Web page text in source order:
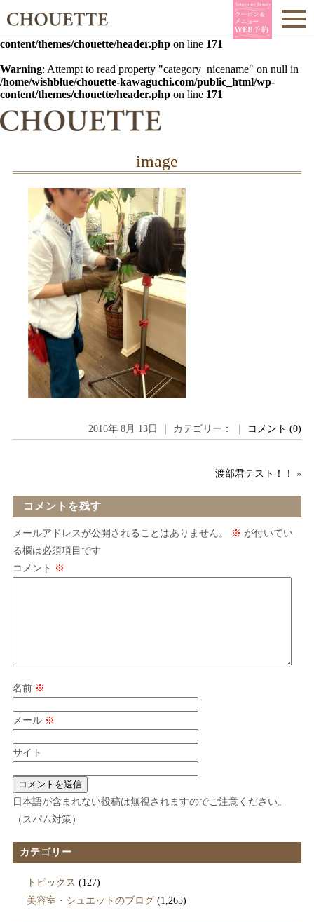
Warning : Undefined array key 0 in
/home/wishblue/chouette-
content/themes/chouette/header.php on line 171
Warning: Attempt to read property "category_nicename" on null in
/home/wishblue/chouette-kawaguchi.com/public_html/wp-
content/themes/chouette/header.php on line 171
image
2016年 8月 13日 ｜ カテゴリー： ｜ コメント (0)
渡部君テスト！！ »
コメントを残す
メールアドレスが公開されることはありません。 ※ が付いてい
る欄は必須項目です
コメント ※
名前 ※
メール ※
サイト
日本語が含まれない投稿は無視されますのでご注意ください。
（スパム対策）
カテゴリー
トピックス (127)
美容室・シュエットのブログ(1,265)